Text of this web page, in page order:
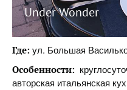
Under Wonder
Где: ул. Большая
Особенности:
авторская итальянская